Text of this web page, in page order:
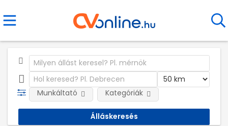
Munkáltató Kategóriák